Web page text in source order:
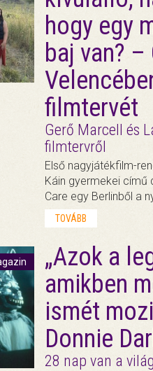
hogy egy
baj van? –
filmtervét
Gerő Marcell és
filmtervről
Első nagyjátékfilm-
Káin gyermekei
Care egy Berlinből a
TOVÁBB
„Azok a
amikben
ismét
Donnie
28 nap van a